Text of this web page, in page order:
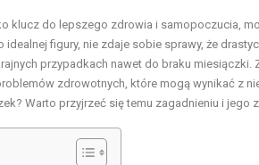
klucz do lepszego zdrowia i samopoczucia,
figury, nie zdaje sobie sprawy, że
przypadkach nawet do braku miesiączki.
zdrowotnych, które mogą wynikać z
Warto przyjrzeć się temu zagadnieniu i jego